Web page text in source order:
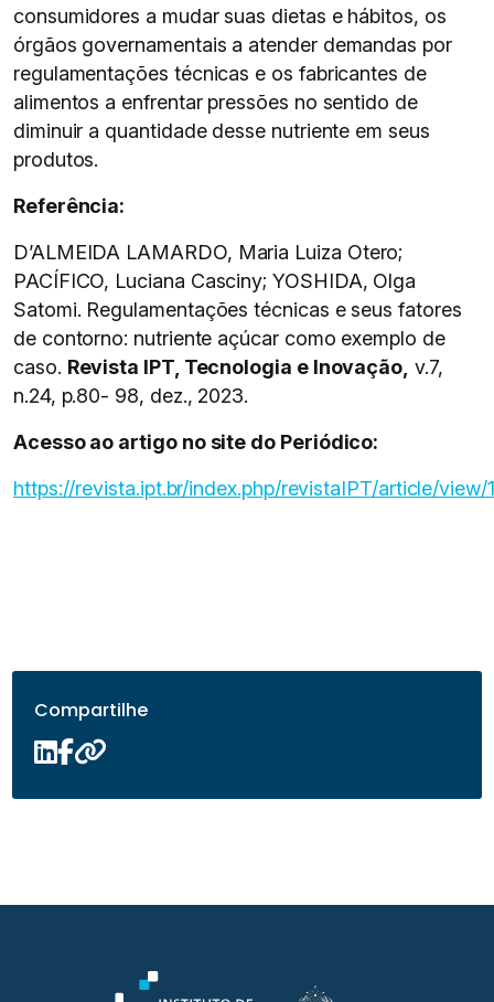
consumidores a mudar suas dietas e hábitos, os
órgãos governamentais a atender demandas por
regulamentações técnicas e os fabricantes de
alimentos a enfrentar pressões no sentido de
diminuir a quantidade desse nutriente em seus
produtos.
Referência:
D’ALMEIDA LAMARDO, Maria Luiza Otero;
PACÍFICO, Luciana Casciny; YOSHIDA, Olga
Satomi. Regulamentações técnicas e seus fatores
de contorno: nutriente açúcar como exemplo de
caso. Revista IPT, Tecnologia e Inovação, v.7,
n.24, p.80- 98, dez., 2023.
Acesso ao artigo no site do Periódico:
https://revista.ipt.br/index.php/revistaIPT/article/view/
Compartilhe